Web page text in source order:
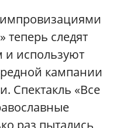
теперь следят
используют
кампании
Спектакль «Все